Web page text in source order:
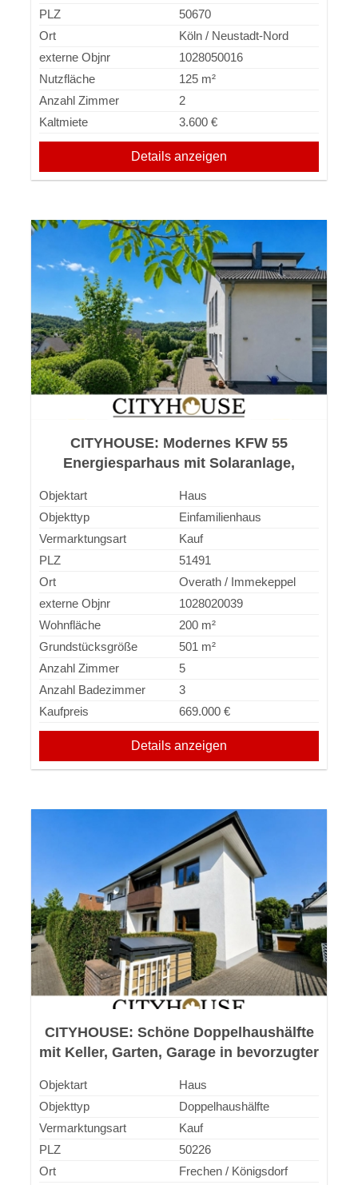
PLZ
50670
Ort
Köln / Neustadt-Nord
externe Objnr
1028050016
Nutzfläche
125 m²
Anzahl Zimmer
2
Kaltmiete
3.600 €
Details anzeigen
CITYHOUSE: Modernes KFW 55
Energiesparhaus mit Solaranlage,
Objektart
Haus
Objekttyp
Einfamilienhaus
Vermarktungsart
Kauf
PLZ
51491
Ort
Overath / Immekeppel
externe Objnr
1028020039
Wohnfläche
200 m²
Grundstücksgröße
501 m²
Anzahl Zimmer
5
Anzahl Badezimmer
3
Kaufpreis
669.000 €
Details anzeigen
CITYHOUSE: Schöne Doppelhaushälfte
mit Keller, Garten, Garage in bevorzugter
Objektart
Haus
Objekttyp
Doppelhaushälfte
Vermarktungsart
Kauf
PLZ
50226
Ort
Frechen / Königsdorf